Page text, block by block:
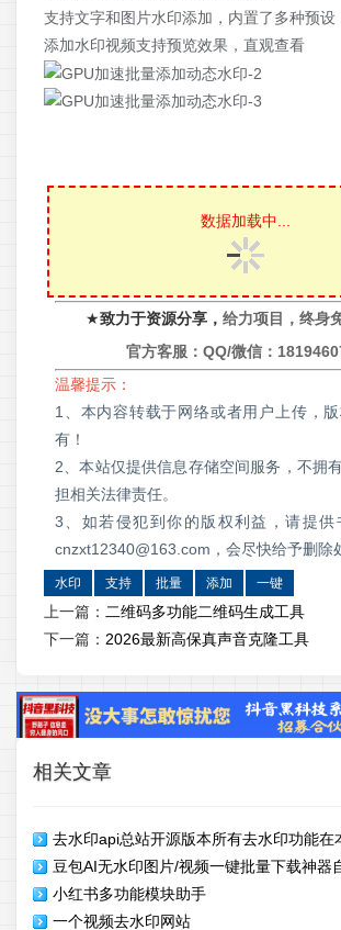
支持文字和图片水印添加，内置了多种预设
添加水印视频支持预览效果，直观查看
数据加载中...
★致力于资源分享， 给力项目，终身
官方客服：QQ/微信：
温馨提示：
1、本内容转载于网络或者用户上传，
有！
2、本站仅提供信息存储空间服务，不拥
担相关法律责任。
3、如若侵犯到你的版权利益，请提供
cnzxt12340@163.com，会尽快给予删除
水印 支持 批量 添加 一键
上一篇： 二维码多功能二维码生成工具
下一篇： 2026最新高保真声音克隆工具
相关文章
去水印api总站开源版本所有去水印功能在
豆包AI无水印图片/视频一键批量下载神器
小红书多功能模块助手
一个视频去水印网站